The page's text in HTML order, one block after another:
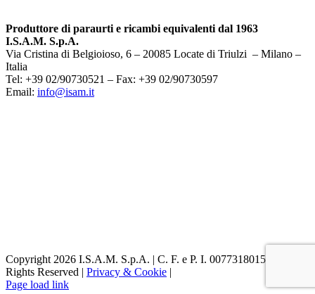
Produttore di paraurti e ricambi equivalenti dal 1963
I.S.A.M. S.p.A.
Via Cristina di Belgioioso, 6 – 20085 Locate di Triulzi – Milano –
Italia
Tel: +39 02/90730521 – Fax: +39 02/90730597
Email: info@isam.it
Copyright 2026 I.S.A.M. S.p.A. | C. F. e P. I. 00773180153 | All
Rights Reserved | Privacy & Cookie |
Page load link